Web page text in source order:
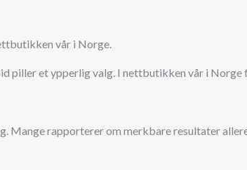
vår i Norge.
piller et ypperlig valg. I nettbutikken vår i Norge
Mange rapporterer om merkbare resultater